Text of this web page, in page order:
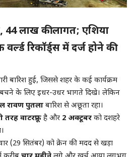
44 लाख की लागत; एशिया
रिकॉर्ड्स में दर्ज होने की
बारिश हुई, जिससे शहर के कई कार्यक्रम
बचने के लिए इधर-उधर भागते दिखे। लेकिन
रावण पुतला बारिश से अछूता रहा।
तरह वाटरप्रूफ है और 2 अक्टूबर को दशहरे
(29 सितंबर) को क्रेन की मदद से खड़ा